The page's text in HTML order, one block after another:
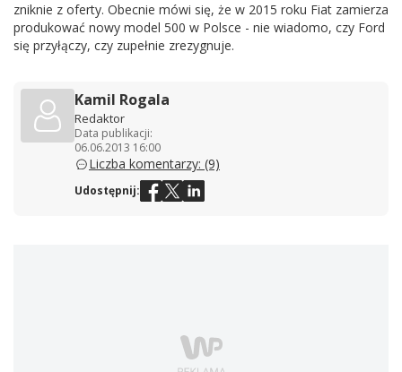
zniknie z oferty. Obecnie mówi się, że w 2015 roku Fiat zamierza
produkować nowy model 500 w Polsce - nie wiadomo, czy Ford
się przyłączy, czy zupełnie zrezygnuje.
Kamil Rogala
Redaktor
Data publikacji:
06.06.2013 16:00
Liczba komentarzy: (9)
Udostępnij: